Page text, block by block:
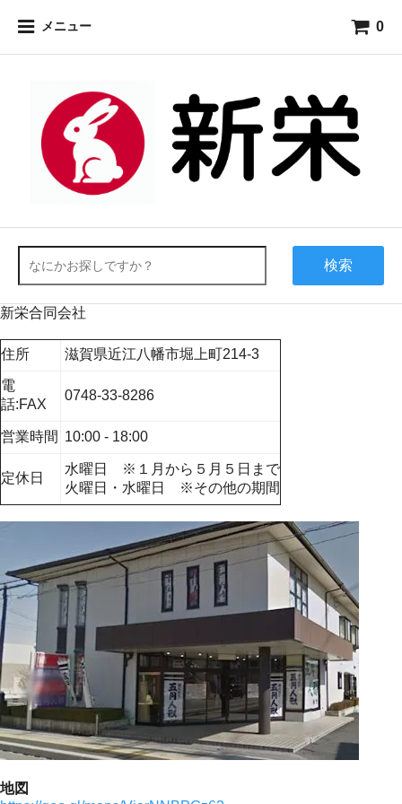
メニュー 0
検索
新栄合同会社
住所 滋賀県近江八幡市堀上町214-3
電
話:FAX
0748-33-8286
営業時間 10:00 - 18:00
定休日
水曜日 ※１月から５月５日まで
火曜日・水曜日 ※その他の期間
地図